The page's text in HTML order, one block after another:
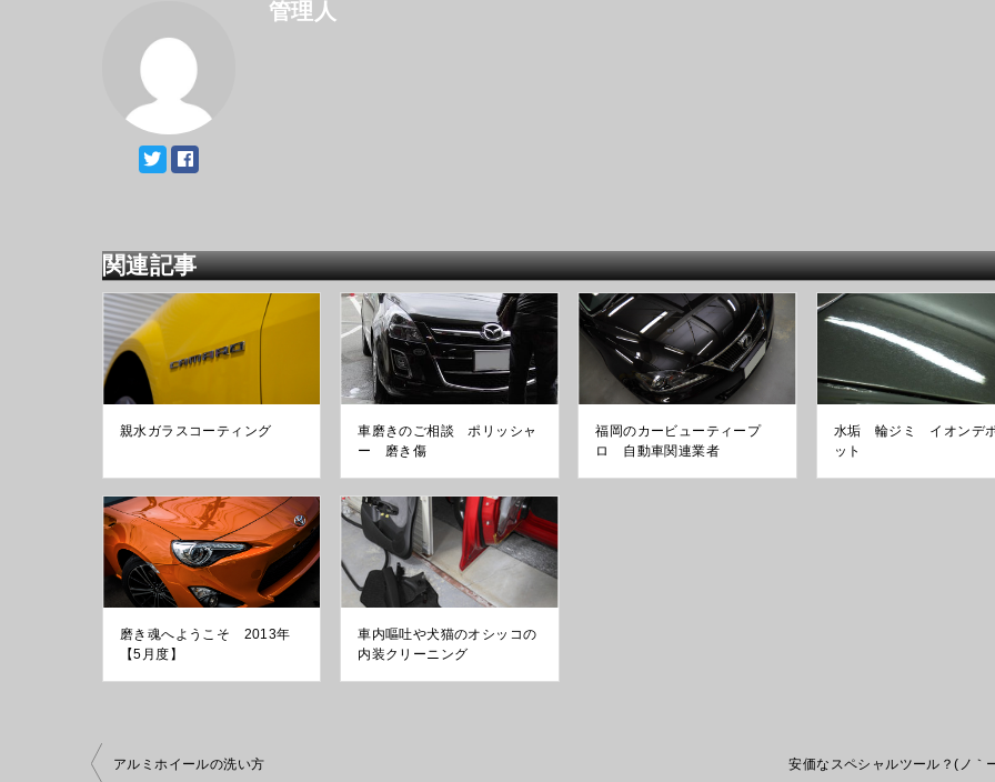
管理人
関連記事
親水ガラスコーティング
車磨きのご相談 ポリッシャ
ー 磨き傷
福岡のカービューティープ
ロ 自動車関連業者
水垢 輪ジミ イオンデ
ット
磨き魂へようこそ 2013年
【5月度】
車内嘔吐や犬猫のオシッコの
内装クリーニング
投
アルミホイールの洗い方 安価なスペシャルツール？(ノ｀